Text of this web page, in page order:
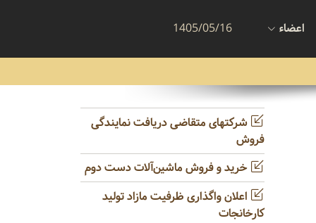
اعضاء 1405/05/16
شرکتهای متقاضی دریافت نمایندگی
فروش
خرید و فروش ماشین‌آلات دست دوم
اعلان واگذاری ظرفیت مازاد تولید
کارخانجات